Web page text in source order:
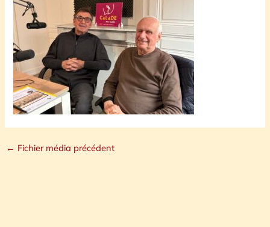
← Fichier média précédent